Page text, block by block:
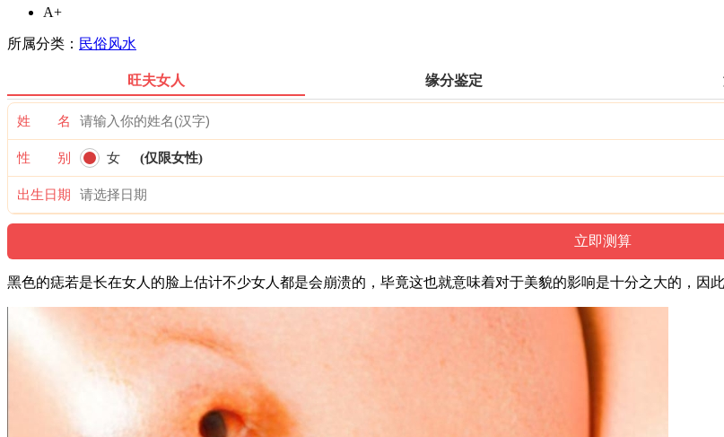
A+
所属分类： 民俗风水
旺夫女人 缘分鉴定
姓 名
性 别 女 (仅限女性)
出生日期
黑色的痣若是长在女人的脸上估计不少女人都是会崩溃的，毕竟这也就意味着对于美貌的影响是十分之大的，因